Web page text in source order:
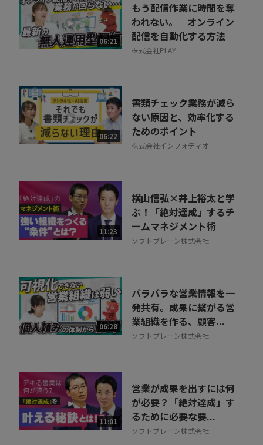
06:21
もう配信作業に時間を奪
われない。 オンライン
配信を自動化する方法
株式会社PLAY
06:22
書類チェック業務が減ら
ない原因と、効率化する
ためのポイント
株式会社インフォディオ
11:23
横山信弘×井上裕太と学
ぶ！「絶対達成」するチ
ームマネジメント術
ソフトブレーン株式会社
06:28
バラバラな営業情報を一
発共有。成果に繋がる営
業組織を作る、顧客...
ソフトブレーン株式会社
11:01
営業が成果を出すには何
が必要？「絶対達成」す
るために必要な要...
ソフトブレーン株式会社